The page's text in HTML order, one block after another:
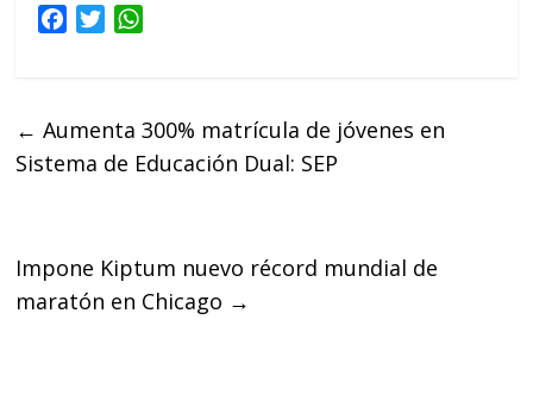
b
o
T
t
e
s
A
← Aumenta 300% matrícula de jóvenes en
Sistema de Educación Dual: SEP
Impone Kiptum nuevo récord mundial de
maratón en Chicago →